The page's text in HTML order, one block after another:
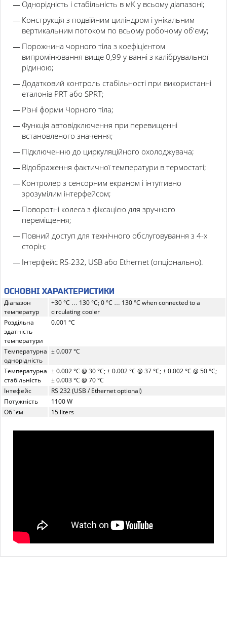
Однорідність і стабільність в мK у всьому діапазоні;
Конструкція з подвійним циліндром і унікальним
вертикальним потоком по всьому робочому об'єму;
Порожнина чорного тіла з коефіцієнтом
випромінювання вище 0,99 у ванні з калібрувальної
рідиною;
Додатковий контроль стабільності при використанні
еталонів PRT або SPRT;
Різні форми Чорного тіла;
Функція автовідключення при перевищенні
встановленого значення;
Підключенню до циркуляційного охолоджувача;
Відображення фактичної температури в термостаті;
Контролер з сенсорним екраном і інтуїтивно
зрозумілим інтерфейсом;
Поворотні колеса з фіксацією для зручного
переміщення;
Повний доступ для технічного обслуговування з 4-х
сторін;
Інтерфейс RS-232, USB або Ethernet (опціонально).
ОСНОВНІ ХАРАКТЕРИСТИКИ
Діапазон
температур
+30 °C … 130 °C; 0 °C … 130 °C when connected to a
circulating cooler
Роздільна
здатність
температури
0.001 °C
Температурна
однорідність
± 0.007 °C
Температурна
стабільність
± 0.002 °C @ 30 °C; ± 0.002 °C @ 37 °C; ± 0.002 °C @ 50 °C;
± 0.003 °C @ 70 °C
Інтефейс
RS 232 (USB / Ethernet optional)
Потужність
1100 W
Об`єм
15 liters